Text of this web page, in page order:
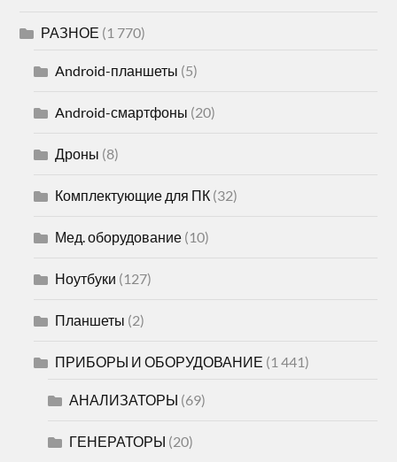
РАЗНОЕ (1 770)
Android-планшеты (5)
Android-смартфоны (20)
Дроны (8)
Комплектующие для ПК (32)
Мед. оборудование (10)
Ноутбуки (127)
Планшеты (2)
ПРИБОРЫ И ОБОРУДОВАНИЕ (1 441)
АНАЛИЗАТОРЫ (69)
ГЕНЕРАТОРЫ (20)